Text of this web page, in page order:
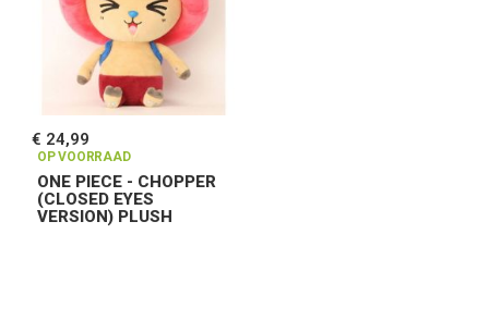
ONE PIECE - CHOPPER
(CLOSED EYES
VERSION) PLUSH
€ 24,99
OP VOORRAAD